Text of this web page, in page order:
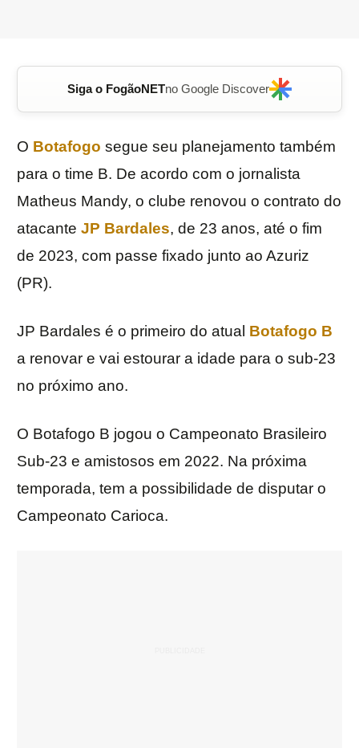
Siga o FogãoNETno Google Discover
O Botafogo segue seu planejamento também
para o time B. De acordo com o jornalista
Matheus Mandy, o clube renovou o contrato do
atacante JP Bardales, de 23 anos, até o fim
de 2023, com passe fixado junto ao Azuriz
(PR).
JP Bardales é o primeiro do atual Botafogo B
a renovar e vai estourar a idade para o sub-23
no próximo ano.
O Botafogo B jogou o Campeonato Brasileiro
Sub-23 e amistosos em 2022. Na próxima
temporada, tem a possibilidade de disputar o
Campeonato Carioca.